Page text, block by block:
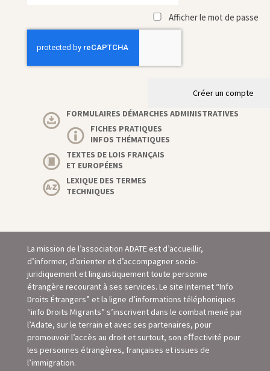
Afficher le mot de passe
Créer un compte
FORMULAIRES DÉMARCHES ADMINISTRATIVES
FICHES PRATIQUES
INFOS THÉMATIQUES
TEXTES DE LOIS FRANÇAIS
ET EUROPÉENS
LEXIQUE DES TERMES
TECHNIQUES
La mission de l’association ADATE est d’accueillir,
d’informer, d’orienter et d’accompagner socio-
juridiquement et linguistiquement toute personne
étrangère recourant à ses services. Le site Internet “Info
Droits Étrangers” et la ligne d’informations téléphoniques
“info Droits Migrants” s’inscrivent dans le combat mené par
l’Adate, sur le terrain et avec ses partenaires, pour
promouvoir l’accès au droit et surtout, son eﬀectivité pour
les personnes étrangères, françaises et issues de
l’immigration.